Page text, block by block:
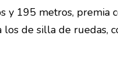
y 195 metros, premia
de silla de ruedas,